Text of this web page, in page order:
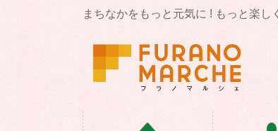
まちなかをもっと元気に ! もっと楽し